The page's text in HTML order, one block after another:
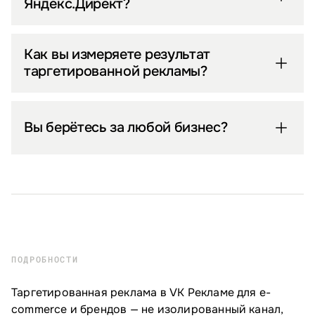
Яндекс.Директ?
Как вы измеряете результат
таргетированной рекламы?
Вы берётесь за любой бизнес?
ПОДРОБНОСТИ
Таргетированная реклама в VK Рекламе для e-
commerce и брендов — не изолированный канал,